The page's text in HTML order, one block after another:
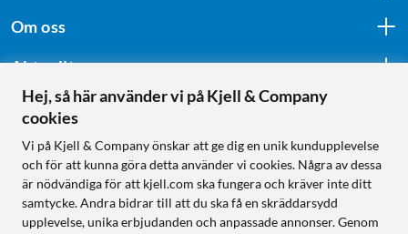
Om oss
Aktuellt
Följ oss
Handla från:
Hej, så här använder vi på Kjell & Company
cookies
Vi på Kjell & Company önskar att ge dig en unik kundupplevelse
och för att kunna göra detta använder vi cookies. Några av dessa
är nödvändiga för att kjell.com ska fungera och kräver inte ditt
samtycke. Andra bidrar till att du ska få en skräddarsydd
upplevelse, unika erbjudanden och anpassade annonser. Genom